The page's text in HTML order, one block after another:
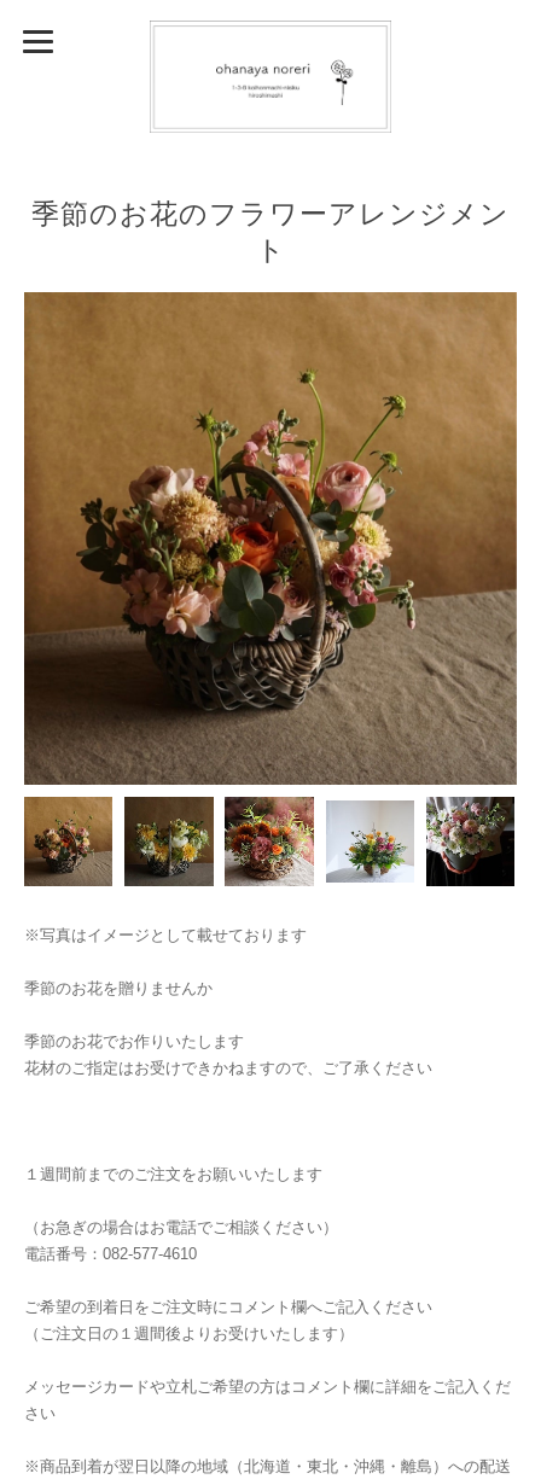
季節のお花のフラワーアレンジメン
ト
※写真はイメージとして載せております
季節のお花を贈りませんか
季節のお花でお作りいたします
花材のご指定はお受けできかねますので、ご了承ください
１週間前までのご注文をお願いいたします
（お急ぎの場合はお電話でご相談ください）
電話番号：082-577-4610
​​ご希望の到着日をご注文時にコメント欄へご記入ください
（ご注文日の１週間後よりお受けいたします）
メッセージカードや立札ご希望の方はコメント欄に詳細をご記入くだ
さい
※商品到着が翌日以降の地域（北海道・東北・沖縄・離島）への配送